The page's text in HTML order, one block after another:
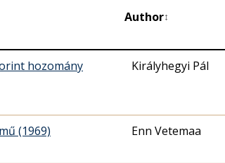
Author↕
hozomány Királyhegyi Pál
(1969) Enn Vetemaa